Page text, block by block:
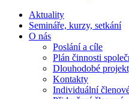
Aktuality
Semináře, kurzy, setkání
O nás
Poslání a cíle
Plán činnosti
Dlouhodobé
Kontakty
Individuální